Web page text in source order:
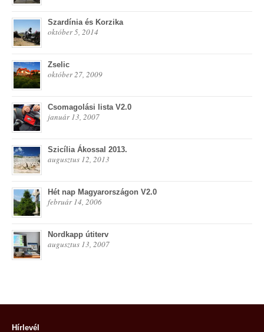
Szardínia és Korzika
október 5, 2014
Zselic
október 27, 2009
Csomagolási lista V2.0
január 13, 2007
Szicília Ákossal 2013.
augusztus 12, 2013
Hét nap Magyarországon V2.0
február 14, 2006
Nordkapp útiterv
augusztus 13, 2007
Hírlevél